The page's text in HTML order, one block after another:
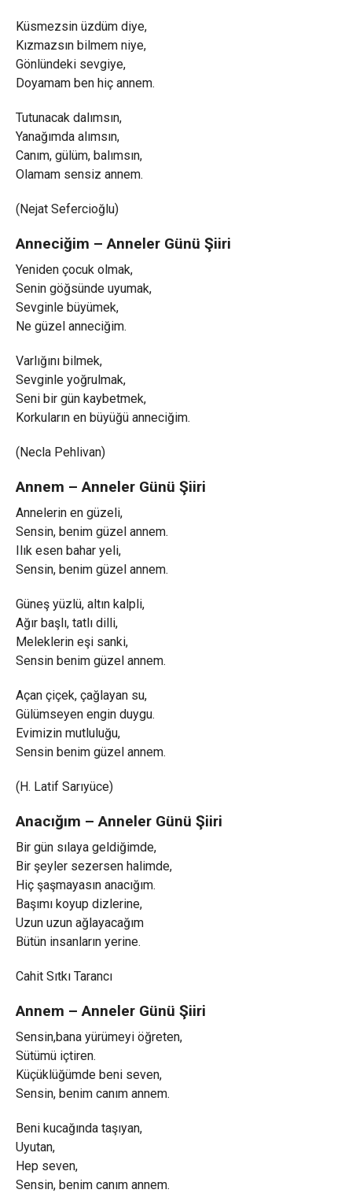
Küsmezsin üzdüm diye,
Kızmazsın bilmem niye,
Gönlündeki sevgiye,
Doyamam ben hiç annem.
Tutunacak dalımsın,
Yanağımda alımsın,
Canım, gülüm, balımsın,
Olamam sensiz annem.
(Nejat Sefercioğlu)
Anneciğim – Anneler Günü Şiiri
Yeniden çocuk olmak,
Senin göğsünde uyumak,
Sevginle büyümek,
Ne güzel anneciğim.
Varlığını bilmek,
Sevginle yoğrulmak,
Seni bir gün kaybetmek,
Korkuların en büyüğü anneciğim.
(Necla Pehlivan)
Annem – Anneler Günü Şiiri
Annelerin en güzeli,
Sensin, benim güzel annem.
Ilık esen bahar yeli,
Sensin, benim güzel annem.
Güneş yüzlü, altın kalpli,
Ağır başlı, tatlı dilli,
Meleklerin eşi sanki,
Sensin benim güzel annem.
Açan çiçek, çağlayan su,
Gülümseyen engin duygu.
Evimizin mutluluğu,
Sensin benim güzel annem.
(H. Latif Sarıyüce)
Anacığım – Anneler Günü Şiiri
Bir gün sılaya geldiğimde,
Bir şeyler sezersen halimde,
Hiç şaşmayasın anacığım.
Başımı koyup dizlerine,
Uzun uzun ağlayacağım
Bütün insanların yerine.
Cahit Sıtkı Tarancı
Annem – Anneler Günü Şiiri
Sensin,bana yürümeyi öğreten,
Sütümü içtiren.
Küçüklüğümde beni seven,
Sensin, benim canım annem.
Beni kucağında taşıyan,
Uyutan,
Hep seven,
Sensin, benim canım annem.